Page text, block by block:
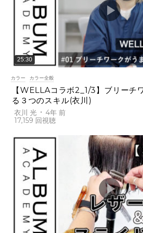
25:30
カラー カラー全般
【WELLAコラボ2_1/3】ブリーチ
る３つのスキル(衣川)
衣川 光
4年 前
17,159